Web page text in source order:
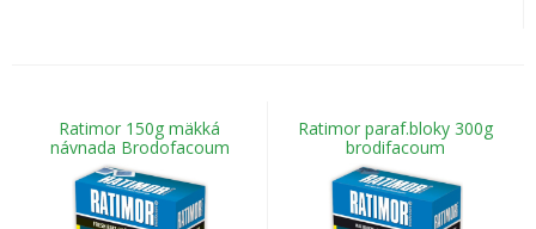
Ratimor 150g mäkká
návnada Brodofacoum
Ratimor paraf.bloky 300g
brodifacoum